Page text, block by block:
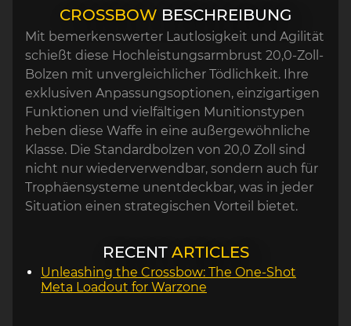
CROSSBOW BESCHREIBUNG
Mit bemerkenswerter Lautlosigkeit und Agilität
schießt diese Hochleistungsarmbrust 20,0-Zoll-
Bolzen mit unvergleichlicher Tödlichkeit. Ihre
exklusiven Anpassungsoptionen, einzigartigen
Funktionen und vielfältigen Munitionstypen
heben diese Waffe in eine außergewöhnliche
Klasse. Die Standardbolzen von 20,0 Zoll sind
nicht nur wiederverwendbar, sondern auch für
Trophäensysteme unentdeckbar, was in jeder
Situation einen strategischen Vorteil bietet.
RECENT ARTICLES
Unleashing the Crossbow: The One-Shot
Meta Loadout for Warzone